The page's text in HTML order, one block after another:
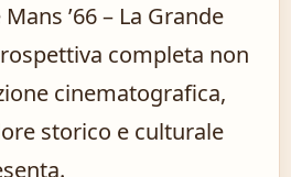
’66 – La Grande
completa non
cinematografica,
storico e culturale